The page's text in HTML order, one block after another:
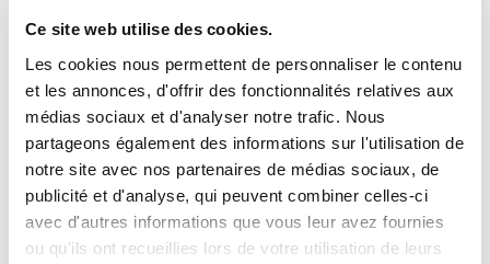
Ce site web utilise des cookies.
Les cookies nous permettent de personnaliser le contenu
et les annonces, d'offrir des fonctionnalités relatives aux
médias sociaux et d'analyser notre trafic. Nous
partageons également des informations sur l'utilisation de
notre site avec nos partenaires de médias sociaux, de
publicité et d'analyse, qui peuvent combiner celles-ci
avec d'autres informations que vous leur avez fournies
ou qu'ils ont recueillies lors de votre utilisation de leurs
Produits associés
Pot Bodega PS
650 ml